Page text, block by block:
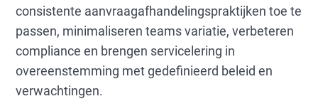
consistente aanvraagafhandelingspraktijken toe te
passen, minimaliseren teams variatie, verbeteren
compliance en brengen servicelering in
overeenstemming met gedefinieerd beleid en
verwachtingen.